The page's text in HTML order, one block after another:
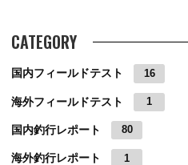
CATEGORY
国内フィールドテスト 16
海外フィールドテスト 1
国内釣行レポート 80
海外釣行レポート 1